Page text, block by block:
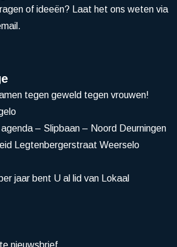
of ideeën? Laat het ons weten via
tegen geweld tegen vrouwen!
– Slipbaan – Noord Deurningen
Legtenbergerstraat Weerselo
jaar bent U al lid van Lokaal
nieuwsbrief